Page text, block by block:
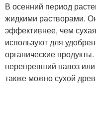
В осенний период
жидкими растворами.
эффективнее, чем
используют для
органические
перепревший навоз
также можно сухой